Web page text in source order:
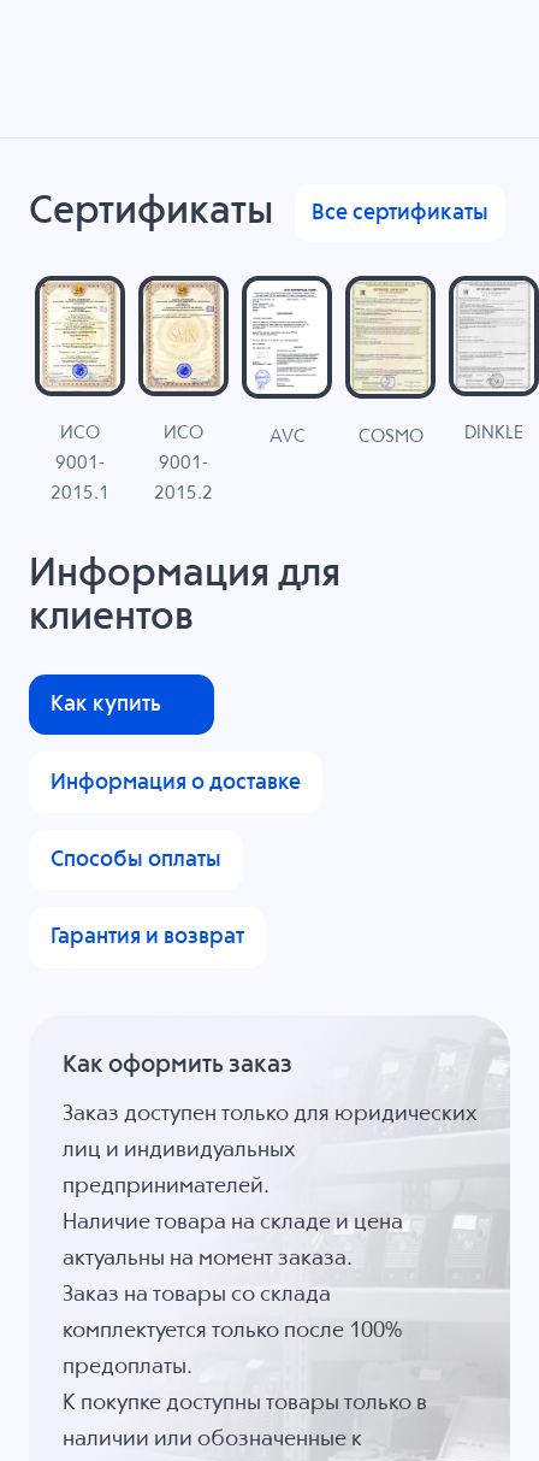
Сертификаты Все сертификаты
ИСО
9001-
2015.1
ИСО
9001-
2015.2
AVC COSMO DINKLE
Информация для
клиентов
Как купить
Информация о доставке
Способы оплаты
Гарантия и возврат
Как оформить заказ
Заказ доступен только для юридических
лиц и индивидуальных
предпринимателей.
Наличие товара на складе и цена
актуальны на момент заказа.
Заказ на товары со склада
комплектуется только после 100%
предоплаты.
К покупке доступны товары только в
наличии или обозначенные к